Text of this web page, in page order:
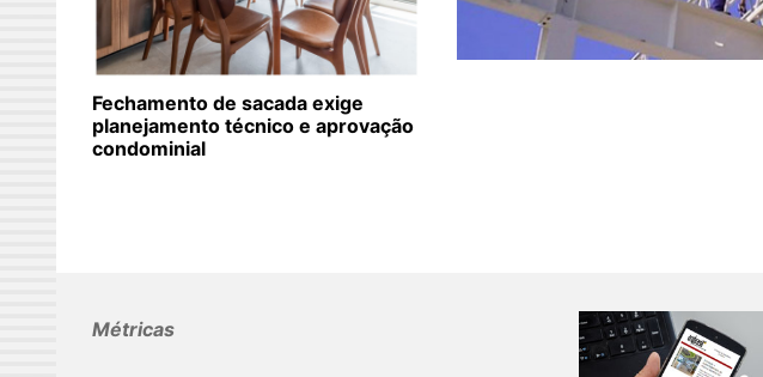
Fechamento de sacada exige
planejamento técnico e aprovação
condominial
Métricas